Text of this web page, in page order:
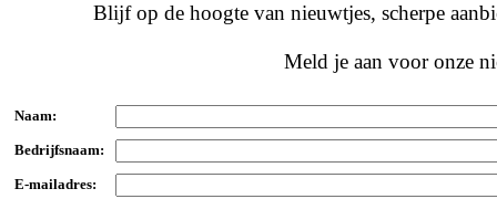
Blijf op de hoogte van nieuwtjes, scherpe
Meld je aan voor onze
Naam:
Bedrijfsnaam:
E-mailadres: